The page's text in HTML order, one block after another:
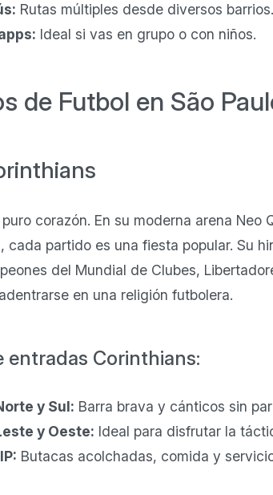
Rutas múltiples desde diversos barrios.
Ideal si vas en grupo o con niños.
de Futbol en São
puro corazón. En su moderna arena
cada partido es una fiesta popular. Su
del Mundial de Clubes,
en una religión futbolera.
entradas Corinthians:
y Sul: Barra brava y cánticos sin
y Oeste: Ideal para disfrutar la
Butacas acolchadas, comida y